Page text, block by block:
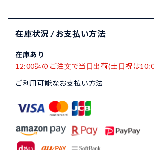
在庫状況 / お支払い方法
在庫あり
12:00迄のご注文で当日出荷(土日祝は
ご利用可能なお支払い方法